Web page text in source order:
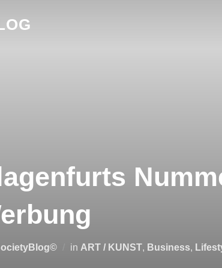
in ART / KUNST, Business,